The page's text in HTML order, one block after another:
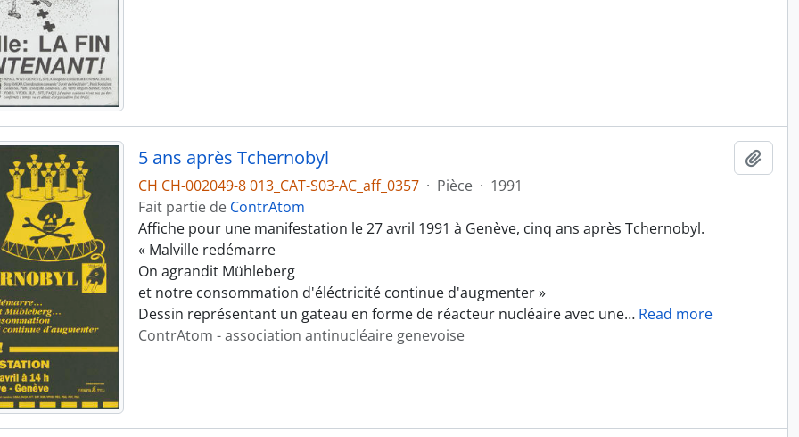
5 ans après Tchernobyl
CH CH-002049-8 013_CAT-S03-AC_aff_0357 · Pièce · 1991
Fait partie de ContrAtom
Affiche pour une manifestation le 27 avril 1991 à Genève, cinq ans après Tchernobyl.
« Malville redémarre
On agrandit Mühleberg
et notre consommation d'éléctricité continue d'augmenter »
Dessin représentant un gateau en forme de réacteur nucléaire avec une… Read more
ContrAtom - association antinucléaire genevoise